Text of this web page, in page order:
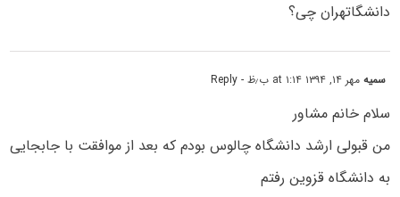
دانشگاتهران چی؟
سمیهمهر ۱۴, ۱۳۹۴ at ۱:۱۴ ب٫ظ - Reply
سلام خانم مشاور
من قبولی ارشد دانشگاه چالوس بودم که بعد از موافقت با جابجایی
به دانشگاه قزوین رفتم